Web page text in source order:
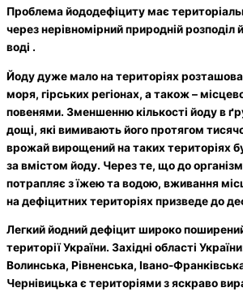
Проблема йододефіциту має
через нерівномірний природній розподіл
воді .
Йоду дуже мало на територіях
моря, гірських регіонах, а також –
повенями. Зменшенню кількості йоду в
дощі, які вимивають його протягом
врожай вирощений на таких територіях
за вмістом йоду. Через те, що до
потрапляє з їжею та водою, вживання
на дефіцитних територіях призведе до
Легкий йодний дефіцит широко
території України. Західні області
Волинська, Рівненська, Івано-
Чернівицька є територіями з яскраво